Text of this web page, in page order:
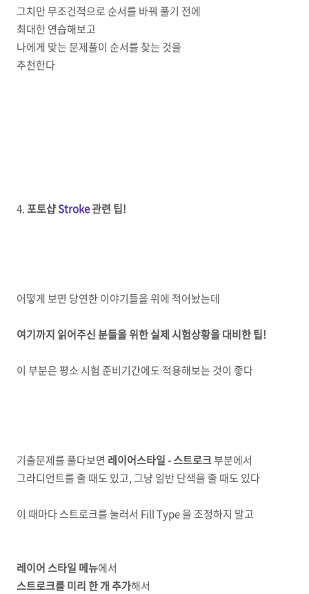
그치만 무조건적으로 순서를 바꿔 풀기 전에
최대한 연습해보고
나에게 맞는 문제풀이 순서를 찾는 것을
추천한다
4.포토샵Stroke관련 팁!
어떻게 보면 당연한 이야기들을 위에 적어놨는데
여기까지 읽어주신 분들을 위한 실제 시험상황을 대비한 팁!
이 부분은 평소 시험 준비기간에도 적용해보는 것이 좋다
기출문제를 풀다보면 레이어스타일 - 스트로크부분에서
그라디언트를 줄 때도 있고, 그냥 일반 단색을 줄 때도 있다
이 때마다 스트로크를 눌러서 Fill Type 을 조정하지 말고
레이어 스타일 메뉴에서
스트로크를 미리 한 개 추가해서